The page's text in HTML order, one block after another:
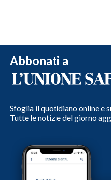
Abbonati a
Sfoglia il quotidiano online e
Tutte le notizie del giorno